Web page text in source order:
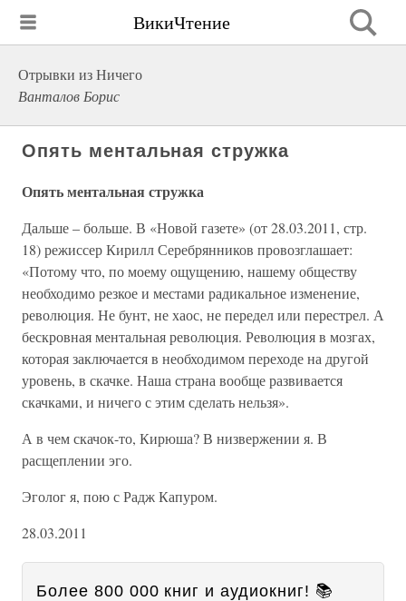
ВикиЧтение
Отрывки из Ничего
Ванталов Борис
Опять ментальная стружка
Опять ментальная стружка
Дальше – больше. В «Новой газете» (от 28.03.2011, стр.
18) режиссер Кирилл Серебрянников провозглашает:
«Потому что, по моему ощущению, нашему обществу
необходимо резкое и местами радикальное изменение,
революция. Не бунт, не хаос, не передел или перестрел. А
бескровная ментальная революция. Революция в мозгах,
которая заключается в необходимом переходе на другой
уровень, в скачке. Наша страна вообще развивается
скачками, и ничего с этим сделать нельзя».
А в чем скачок-то, Кирюша? В низвержении я. В
расщеплении эго.
Эголог я, пою с Радж Капуром.
28.03.2011
Более 800 000 книг и аудиокниг! 📚